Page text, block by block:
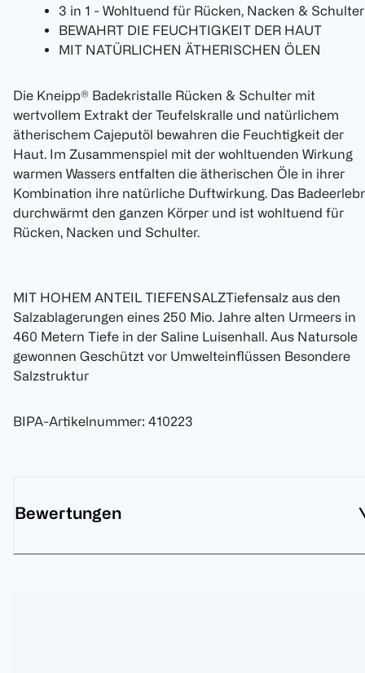
3 in 1 - Wohltuend für Rücken, Nacken & Schulter
BEWAHRT DIE FEUCHTIGKEIT DER HAUT
MIT NATÜRLICHEN ÄTHERISCHEN ÖLEN
Die Kneipp® Badekristalle Rücken & Schulter mit
wertvollem Extrakt der Teufelskralle und natürlichem
ätherischem Cajeputöl bewahren die Feuchtigkeit der
Haut. Im Zusammenspiel mit der wohltuenden Wirkung
warmen Wassers entfalten die ätherischen Öle in ihrer
Kombination ihre natürliche Duftwirkung. Das
durchwärmt den ganzen Körper und ist wohltuend für
Rücken, Nacken und Schulter.
MIT HOHEM ANTEIL TIEFENSALZTiefensalz aus den
Salzablagerungen eines 250 Mio. Jahre alten Urmeers in
460 Metern Tiefe in der Saline Luisenhall. Aus Natursole
gewonnen Geschützt vor Umwelteinflüssen Besondere
Salzstruktur
BIPA-Artikelnummer: 410223
Bewertungen